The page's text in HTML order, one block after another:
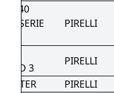
240
SERIE
PIRELLI
3
PIRELLI
PIRELLI